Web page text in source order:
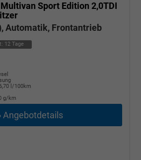
Sport Edition 2,0TDI
Automatik, Frontantrieb
12 Tage
6,70 l/100km
g/km
Angebotdetails